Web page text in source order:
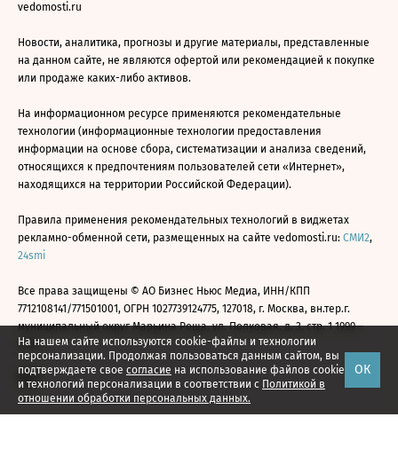
На нашем сайте используются cookie-файлы и технологии
персонализации. Продолжая пользоваться данным сайтом, вы
подтверждаете свое согласие на использование файлов cookie
и технологий персонализации в соответствии с Политикой в
отношении обработки персональных данных.
ОК
vedomosti.ru
Новости, аналитика, прогнозы и другие материалы, представленные
на данном сайте, не являются офертой или рекомендацией к покупке
или продаже каких-либо активов.
На информационном ресурсе применяются рекомендательные
технологии (информационные технологии предоставления
информации на основе сбора, систематизации и анализа сведений,
относящихся к предпочтениям пользователей сети «Интернет»,
находящихся на территории Российской Федерации).
Правила применения рекомендательных технологий в виджетах
рекламно-обменной сети, размещенных на сайте vedomosti.ru: СМИ2,
24smi
Все права защищены © АО Бизнес Ньюс Медиа, ИНН/КПП
7712108141/771501001, ОГРН 1027739124775, 127018, г. Москва, вн.тер.г.
муниципальный округ Марьина Роща, ул. Полковая, д. 3, стр. 1 1999—
2026